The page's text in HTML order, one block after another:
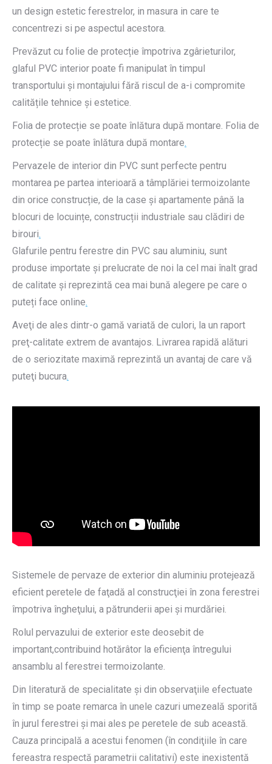
un design estetic ferestrelor, in masura in care te
concentrezi si pe aspectul acestora.
Prevăzut cu folie de protecție împotriva zgârieturilor,
glaful PVC interior poate fi manipulat în timpul
transportului și montajului fără riscul de a-i compromite
calitățile tehnice și estetice.
Folia de protecție se poate înlătura după montare. Folia de
protecție se poate înlătura după montare.
Pervazele de interior din PVC sunt perfecte pentru
montarea pe partea interioară a tâmplăriei termoizolante
din orice construcție, de la case și apartamente până la
blocuri de locuințe, construcții industriale sau clădiri de
birouri.
Glafurile pentru ferestre din PVC sau aluminiu, sunt
produse importate și prelucrate de noi la cel mai înalt grad
de calitate și reprezintă cea mai bună alegere pe care o
puteți face online.
Aveţi de ales dintr-o gamă variată de culori, la un raport
preţ-calitate extrem de avantajos. Livrarea rapidă alături
de o seriozitate maximă reprezintă un avantaj de care vă
puteţi bucura.
Sistemele de pervaze de exterior din aluminiu protejează
eficient peretele de faţadă al construcţiei în zona ferestrei
împotriva îngheţului, a pătrunderii apei şi murdăriei.
Rolul pervazului de exterior este deosebit de
important,contribuind hotărâtor la eficienţa întregului
ansamblu al ferestrei termoizolante.
Din literatură de specialitate şi din observaţiile efectuate
în timp se poate remarca în unele cazuri umezeală sporită
în jurul ferestrei şi mai ales pe peretele de sub această.
Cauza principală a acestui fenomen (în condiţiile în care
fereastra respectă parametrii calitativi) este inexistentă